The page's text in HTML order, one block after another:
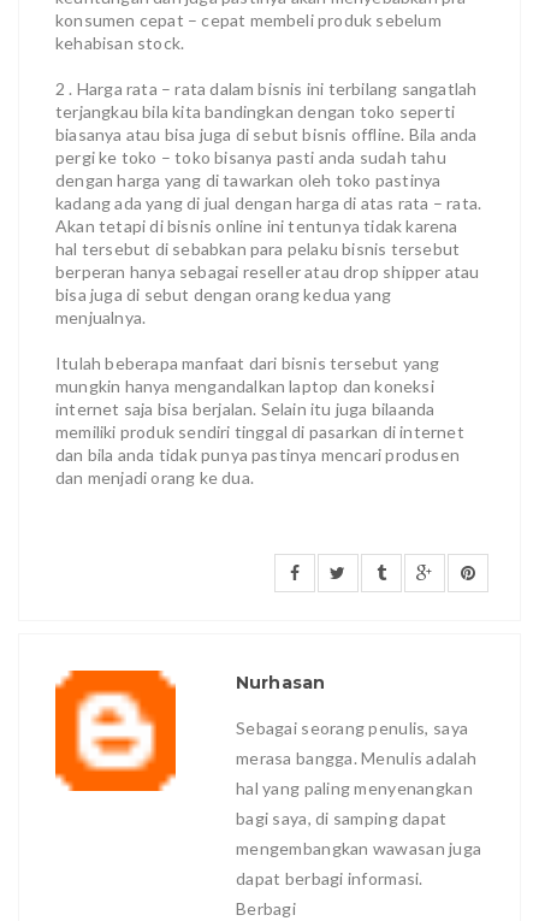
konsumen cepat – cepat membeli produk sebelum
kehabisan stock.
2 . Harga rata – rata dalam bisnis ini terbilang sangatlah
terjangkau bila kita bandingkan dengan toko seperti
biasanya atau bisa juga di sebut bisnis offline. Bila anda
pergi ke toko – toko bisanya pasti anda sudah tahu
dengan harga yang di tawarkan oleh toko pastinya
kadang ada yang di jual dengan harga di atas rata – rata.
Akan tetapi di bisnis online ini tentunya tidak karena
hal tersebut di sebabkan para pelaku bisnis tersebut
berperan hanya sebagai reseller atau drop shipper atau
bisa juga di sebut dengan orang kedua yang
menjualnya.
Itulah beberapa manfaat dari bisnis tersebut yang
mungkin hanya mengandalkan laptop dan koneksi
internet saja bisa berjalan. Selain itu juga bilaanda
memiliki produk sendiri tinggal di pasarkan di internet
dan bila anda tidak punya pastinya mencari produsen
dan menjadi orang ke dua.
Nurhasan
Sebagai seorang penulis, saya
merasa bangga. Menulis adalah
hal yang paling menyenangkan
bagi saya, di samping dapat
mengembangkan wawasan juga
dapat berbagi informasi.
Berbagi